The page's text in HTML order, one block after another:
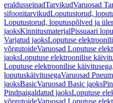
eraldusseinadTarvikudVaruosad
sifoonitarvikudLoputustorud,
Loputustorud, loputuspõlved ja
jaoksKinnitusmaterjalPissuaari
Varjatud jaoksLoputuse
võrgutoideVaruosad Loputuse
jaoksLoputuse elektroonilise
Loputuse elektroonilise
loputuskäivitusegaVaruosad
jaoksBasicVaruosad Basic jaoks
Pindpaigaldatud jaoksLoputuse
võrgutoideVaruosad Loputuse